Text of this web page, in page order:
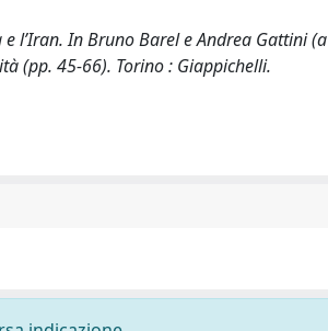
l’Iran. In Bruno Barel e Andrea Gattini (a
(pp. 45-66). Torino : Giappichelli.